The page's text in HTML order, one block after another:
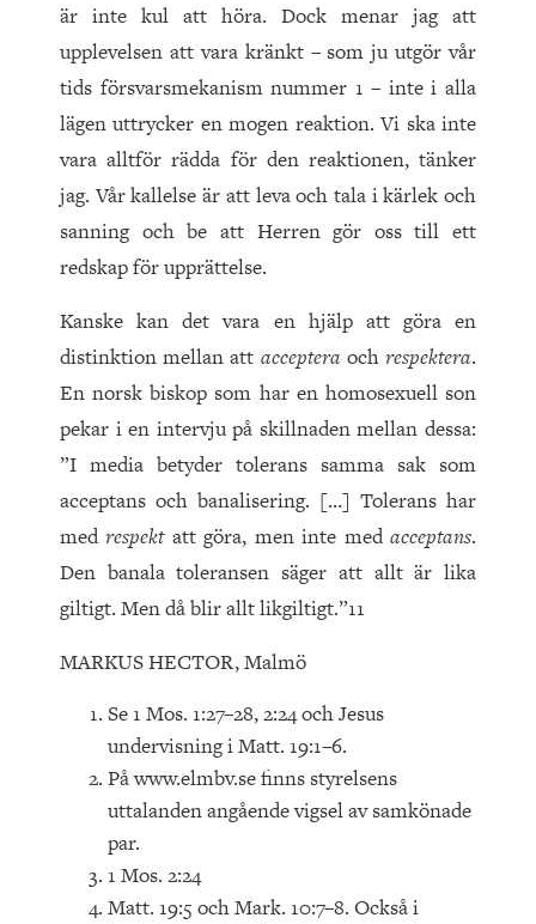
är inte kul att höra. Dock menar jag att
upplevelsen att vara kränkt – som ju utgör vår
tids försvarsmekanism nummer 1 – inte i alla
lägen uttrycker en mogen reaktion. Vi ska inte
vara alltför rädda för den reaktionen, tänker
jag. Vår kallelse är att leva och tala i kärlek och
sanning och be att Herren gör oss till ett
redskap för upprättelse.
Kanske kan det vara en hjälp att göra en
distinktion mellan att acceptera ochrespektera.
En norsk biskop som har en homosexuell son
pekar i en intervju på skillnaden mellan dessa:
”I media betyder tolerans samma sak som
acceptans och banalisering. […] Tolerans har
medrespekt att göra, men inte medacceptans.
Den banala toleransen säger att allt är lika
giltigt. Men då blir allt likgiltigt.”11
MARKUS HECTOR, Malmö
Se 1 Mos. 1:27–28, 2:24 och Jesus
undervisning i Matt. 19:1–6.
På www.elmbv.se finns styrelsens
uttalanden angående vigsel av samkönade
par.
1 Mos. 2:24
Matt. 19:5 och Mark. 10:7–8. Också i